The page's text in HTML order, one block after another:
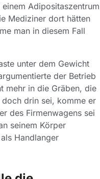
Adipositaszentrum
Mediziner dort hätten
man in diesem Fall
unter dem Gewicht
der Betrieb
mehr in die Gräben, die
drin sei, komme er
des Firmenwagens sei
seinem Körper
Handlanger